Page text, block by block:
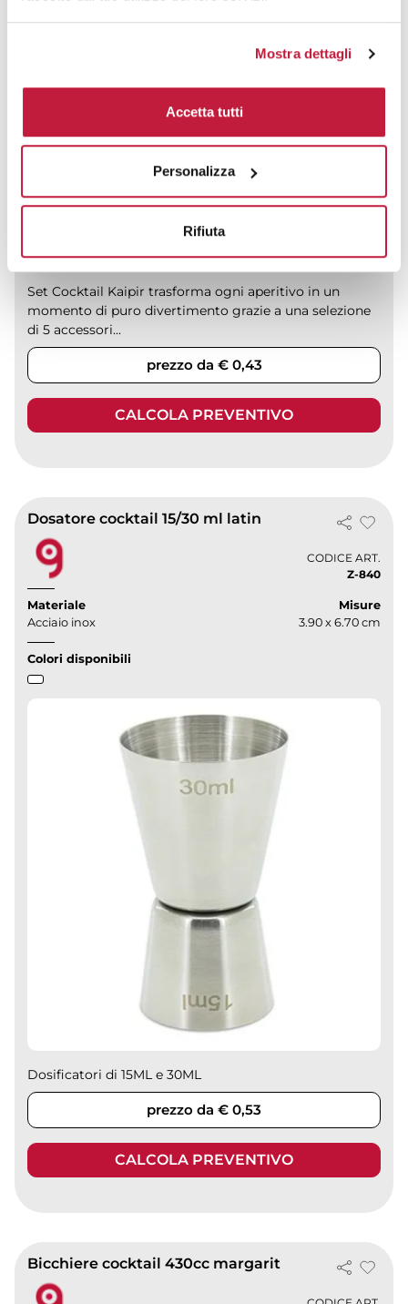
Mostra dettagli
Accetta tutti
Personalizza
Rifiuta
Set Cocktail Kaipir trasforma ogni aperitivo in un
momento di puro divertimento grazie a una selezione
di 5 accessori...
prezzo da € 0,43
CALCOLA PREVENTIVO
Dosatore cocktail 15/30 ml latin
CODICE ART.
Z-840
Materiale
Acciaio inox
Misure
3.90 x 6.70 cm
Colori disponibili
Dosificatori di 15ML e 30ML
prezzo da € 0,53
CALCOLA PREVENTIVO
Bicchiere cocktail 430cc margarit